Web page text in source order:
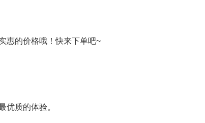
惠的价格哦！快来下单吧~
优质的体验。